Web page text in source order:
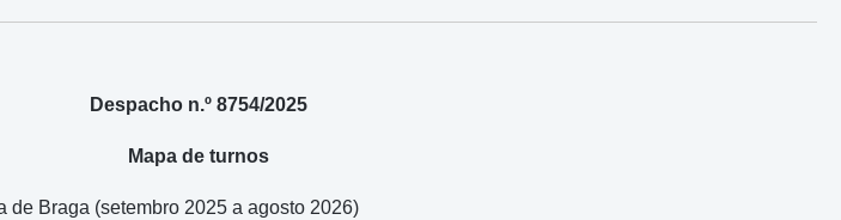
Despacho n.º 8754/2025
Mapa de turnos
de Braga (setembro 2025 a agosto 2026)